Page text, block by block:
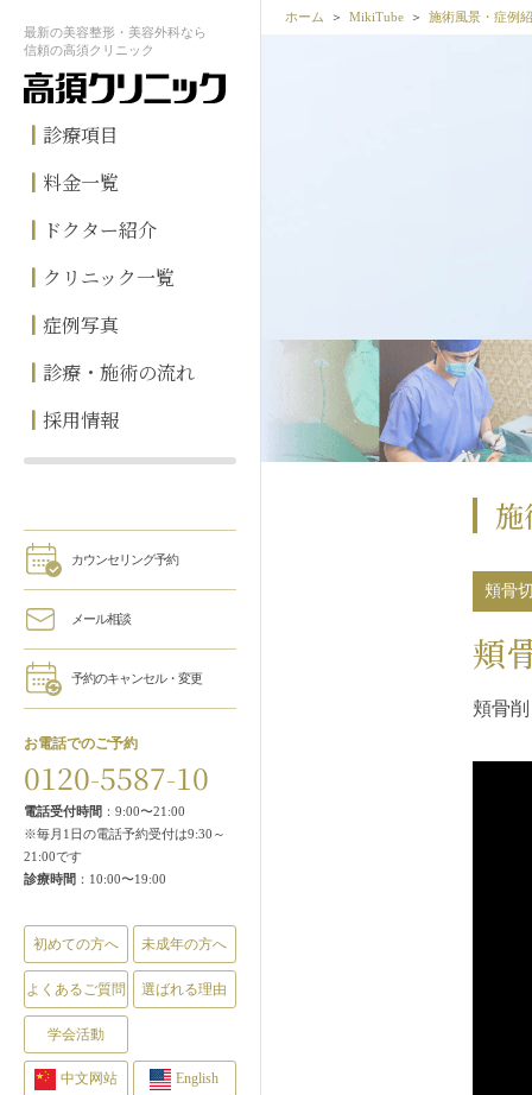
最新の美容整形・美容外科なら
信頼の高須クリニック
診療項目
料金一覧
ドクター紹介
クリニック一覧
症例写真
診療・施術の流れ
採用情報
カウンセリング予約
メール相談
予約のキャンセル・変更
お電話でのご予約
0120-5587-10
電話受付時間 ：9:00〜21:00
※毎月1日の電話予約受付は9:30～
21:00です
診療時間 ：10:00〜19:00
初めての方へ 未成年の方へ
よくあるご質問 選ばれる理由
学会活動
中文网站 English
ホーム MikiTube 施術風景・症例
頬骨
頬
頬骨